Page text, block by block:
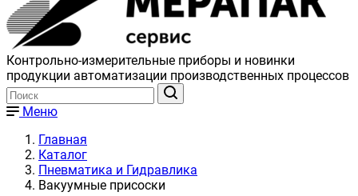
Контрольно-измерительные приборы и новинки
продукции автоматизации производственных процессов
Меню
Главная
Каталог
Пневматика и Гидравлика
Вакуумные присоски